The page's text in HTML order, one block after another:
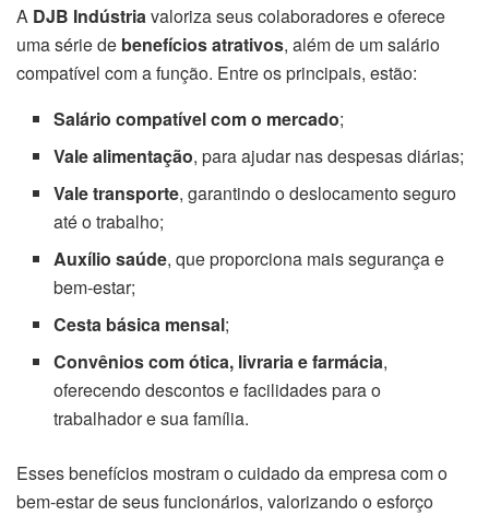
A DJB Indústriavaloriza seus colaboradores e oferece
uma série de benefícios atrativos, além de um salário
compatível com a função. Entre os principais, estão:
Salário compatível com o mercado;
Vale alimentação, para ajudar nas despesas diárias;
Vale transporte, garantindo o deslocamento seguro
até o trabalho;
Auxílio saúde, que proporciona mais segurança e
bem-estar;
Cesta básica mensal;
Convênios com ótica, livraria e farmácia,
oferecendo descontos e facilidades para o
trabalhador e sua família.
Esses benefícios mostram o cuidado da empresa com o
bem-estar de seus funcionários, valorizando o esforço